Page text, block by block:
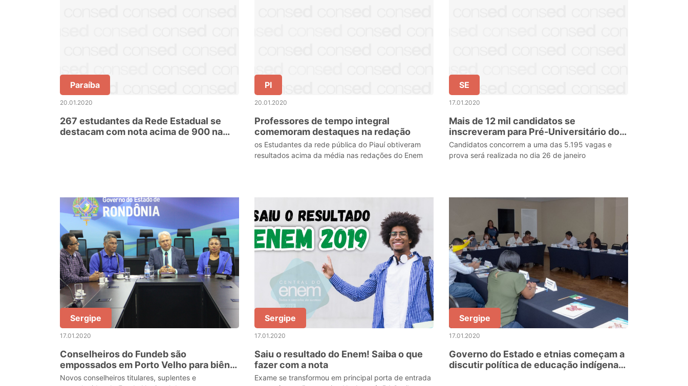
Paraíba
20.01.2020
267 estudantes da Rede Estadual se
destacam com nota acima de 900 na
PI
20.01.2020
Professores de tempo integral
comemoram destaques na redação
os Estudantes da rede pública do Piauí obtiveram
resultados acima da média nas redações do Enem
SE
17.01.2020
Mais de 12 mil candidatos se
inscreveram para Pré-Universitário do
Governo de Sergipe
Candidatos concorrem a uma das 5.195 vagas e
prova será realizada no dia 26 de janeiro
Sergipe
17.01.2020
Conselheiros do Fundeb são
empossados em Porto Velho para biênio
2020/2021
Novos conselheiros titulares, suplentes e
Sergipe
17.01.2020
Saiu o resultado do Enem! Saiba o que
fazer com a nota
Exame se transformou em principal porta de entrada
Sergipe
17.01.2020
Governo do Estado e etnias começam a
discutir política de educação indígena